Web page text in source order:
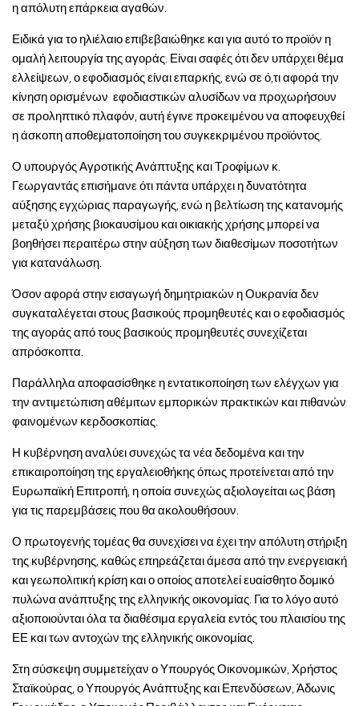
η απόλυτη επάρκεια αγαθών.
Ειδικά για το ηλιέλαιο επιβεβαιώθηκε και για αυτό το προϊόν η
ομαλή λειτουργία της αγοράς. Είναι σαφές ότι δεν υπάρχει θέμα
ελλείψεων, ο εφοδιασμός είναι επαρκής, ενώ σε ό,τι αφορά την
κίνηση ορισμένων εφοδιαστικών αλυσίδων να προχωρήσουν
σε προληπτικό πλαφόν, αυτή έγινε προκειμένου να αποφευχθεί
η άσκοπη αποθεματοποίηση του συγκεκριμένου προϊόντος.
Ο υπουργός Αγροτικής Ανάπτυξης και Τροφίμων κ.
Γεωργαντάς επισήμανε ότι πάντα υπάρχει η δυνατότητα
αύξησης εγχώριας παραγωγής, ενώ η βελτίωση της κατανομής
μεταξύ χρήσης βιοκαυσίμου και οικιακής χρήσης μπορεί να
βοηθήσει περαιτέρω στην αύξηση των διαθεσίμων ποσοτήτων
για κατανάλωση.
Όσον αφορά στην εισαγωγή δημητριακών η Ουκρανία δεν
συγκαταλέγεται στους βασικούς προμηθευτές και ο εφοδιασμός
της αγοράς από τους βασικούς προμηθευτές συνεχίζεται
απρόσκοπτα.
Παράλληλα αποφασίσθηκε η εντατικοποίηση των ελέγχων για
την αντιμετώπιση αθέμιτων εμπορικών πρακτικών και πιθανών
φαινομένων κερδοσκοπίας.
Η κυβέρνηση αναλύει συνεχώς τα νέα δεδομένα και την
επικαιροποίηση της εργαλειοθήκης όπως προτείνεται από την
Ευρωπαϊκή Επιτροπή, η οποία συνεχώς αξιολογείται ως βάση
για τις παρεμβάσεις που θα ακολουθήσουν.
Ο πρωτογενής τομέας θα συνεχίσει να έχει την απόλυτη στήριξη
της κυβέρνησης, καθώς επηρεάζεται άμεσα από την ενεργειακή
και γεωπολιτική κρίση και ο οποίος αποτελεί ευαίσθητο δομικό
πυλώνα ανάπτυξης της ελληνικής οικονομίας. Για το λόγο αυτό
αξιοποιούνται όλα τα διαθέσιμα εργαλεία εντός του πλαισίου της
ΕΕ και των αντοχών της ελληνικής οικονομίας.
Στη σύσκεψη συμμετείχαν ο Υπουργός Οικονομικών, Χρήστος
Σταϊκούρας, ο Υπουργός Ανάπτυξης και Επενδύσεων, Άδωνις